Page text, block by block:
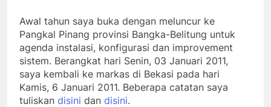
Awal tahun saya buka dengan meluncur ke
Pangkal Pinang provinsi Bangka-Belitung untuk
agenda instalasi, konfigurasi dan improvement
sistem. Berangkat hari Senin, 03 Januari 2011,
saya kembali ke markas di Bekasi pada hari
Kamis, 6 Januari 2011. Beberapa catatan saya
tuliskan disini dan disini.